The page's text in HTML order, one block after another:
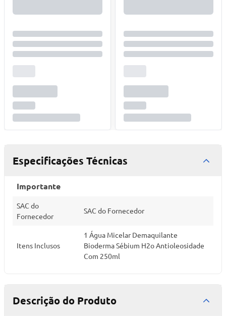
Especificações Técnicas
Importante
SAC do
Fornecedor
SAC do Fornecedor
Itens Inclusos
1 Água Micelar Demaquilante
Bioderma Sébium H2o Antioleosidade
Com 250ml
Descrição do Produto